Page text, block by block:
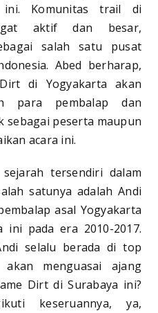
Komunitas trail di
aktif dan besar,
salah satu pusat
Abed berharap,
di Yogyakarta akan
para pembalap dan
sebagai peserta maupun
acara ini.
tersendiri dalam
satunya adalah Andi
asal Yogyakarta
pada era 2010-2017.
selalu berada di top
menguasai ajang
Dirt di Surabaya ini?
keseruannya, ya,